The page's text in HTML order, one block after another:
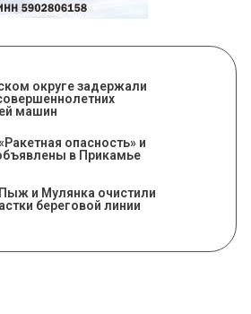
округе задержали
машин
опасность» и
в Прикамье
и Мулянка очистили
береговой линии